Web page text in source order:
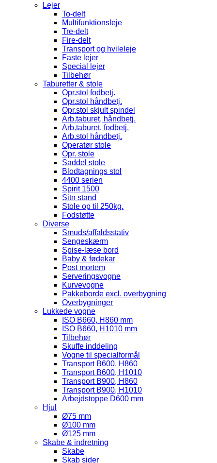
Lejer
To-delt
Multifunktionsleje
Tre-delt
Fire-delt
Transport og hvileleje
Faste lejer
Special lejer
Tilbehør
Taburetter & stole
Opr.stol fodbetj.
Opr.stol håndbetj.
Opr.stol skjult spindel
Arb.taburet, håndbetj.
Arb.taburet, fodbetj.
Arb.stol håndbetj.
Operatør stole
Opr. stole
Saddel stole
Blodtagnings stol
4400 serien
Spirit 1500
Sitn stand
Stole op til 250kg.
Fodstøtte
Diverse
Smuds/affaldsstativ
Sengeskærm
Spise-læse bord
Baby & fødekar
Post mortem
Serveringsvogne
Kurvevogne
Pakkeborde excl. overbygning
Overbygninger
Lukkede vogne
ISO B660, H860 mm
ISO B660, H1010 mm
Tilbehør
Skuffe inddeling
Vogne til specialformål
Transport B600, H860
Transport B600, H1010
Transport B900, H860
Transport B900, H1010
Arbejdstoppe D600 mm
Hjul
Ø75 mm
Ø100 mm
Ø125 mm
Skabe & indretning
Skabe
Skab sider